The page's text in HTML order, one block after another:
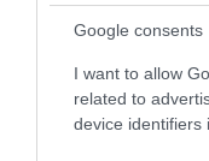
Google consents
I want to allow
related to
device identifiers
15 Αυγούστου: Πώς
υποχρεωτική
για τους